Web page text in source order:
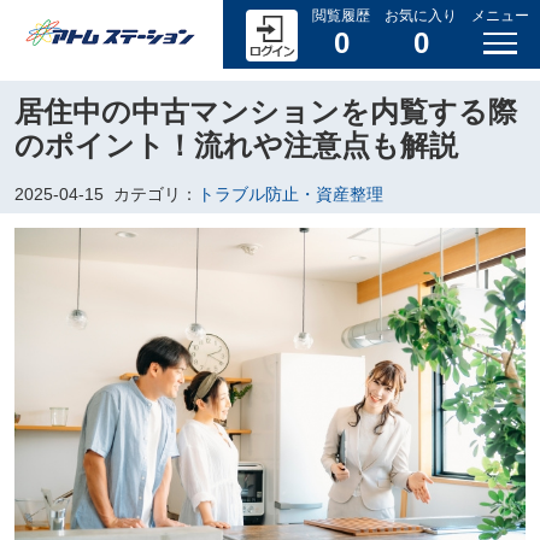
閲覧履歴
0
お気に入り
0
メニュー
居住中の中古マンションを内覧する際
のポイント！流れや注意点も解説
2025-04-15 カテゴリ： トラブル防止・資産整理